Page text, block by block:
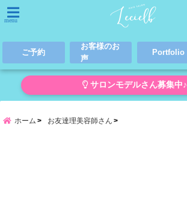
menu
ご予約
お客様のお
声
Portfolio
サロンモデルさん募集中♪
ホーム お友達理美容師さん